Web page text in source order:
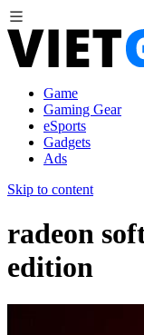
Game
Gaming Gear
eSports
Gadgets
Ads
Skip to content
radeon
edition